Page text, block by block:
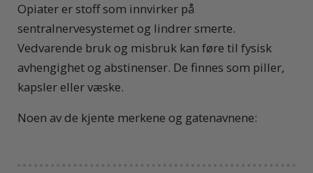
Opiater er stoff som innvirker på
sentralnervesystemet og lindrer smerte.
Vedvarende bruk og misbruk kan føre til fysisk
avhengighet og abstinenser. De finnes som piller,
kapsler eller væske.
Noen av de kjente merkene og gatenavnene: